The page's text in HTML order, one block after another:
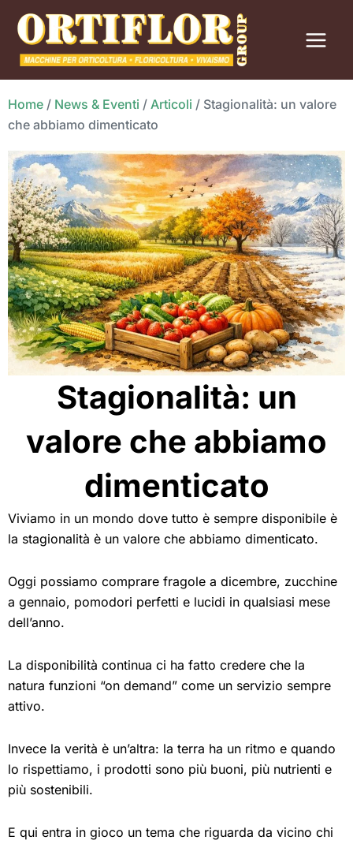
contenuto
Home / News & Eventi / Articoli / Stagionalità: un valore
che abbiamo dimenticato
Stagionalità: un
valore che abbiamo
dimenticato
Viviamo in un mondo dove tutto è sempre disponibile è
la stagionalità è un valore che abbiamo dimenticato.
Oggi possiamo comprare fragole a dicembre, zucchine
a gennaio, pomodori perfetti e lucidi in qualsiasi mese
dell’anno.
La disponibilità continua ci ha fatto credere che la
natura funzioni “on demand” come un servizio sempre
attivo.
Invece la verità è un’altra: la terra ha un ritmo e quando
lo rispettiamo, i prodotti sono più buoni, più nutrienti e
più sostenibili.
E qui entra in gioco un tema che riguarda da vicino chi